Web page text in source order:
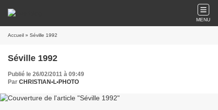
MENU
Accueil » Séville 1992
Séville 1992
Publié le 26/02/2011 à 09:49
Par CHRISTIAN•L•PHOTO